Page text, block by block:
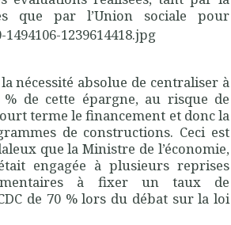
que par l’Union sociale pour
nécessité absolue de centraliser à
de cette épargne, au risque de
terme le financement et donc la
de constructions. Ceci est
que la Ministre de l’économie,
engagée à plusieurs reprises
à fixer un taux de
de 70 % lors du débat sur la loi